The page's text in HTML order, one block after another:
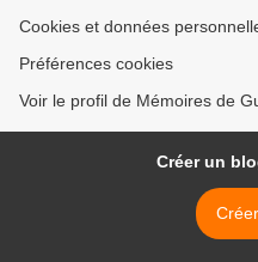
Cookies et données
Préférences cookies
Voir le profil de Mémoires de
Créer un